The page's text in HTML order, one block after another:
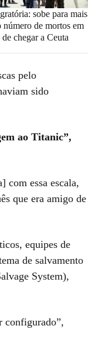
sobe para mais
número de mortos em
chegar a Ceuta
pelo
sido
ao Titanic”,
com essa escala,
que era amigo de
equipes de
de salvamento
System),
configurado”,